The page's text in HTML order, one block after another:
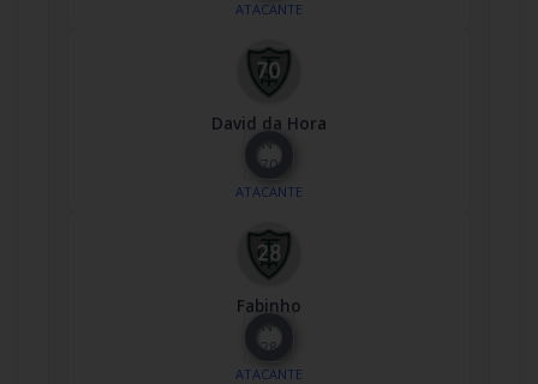
ATACANTE
David da Hora
Nº
70
ATACANTE
Fabinho
Nº
28
ATACANTE